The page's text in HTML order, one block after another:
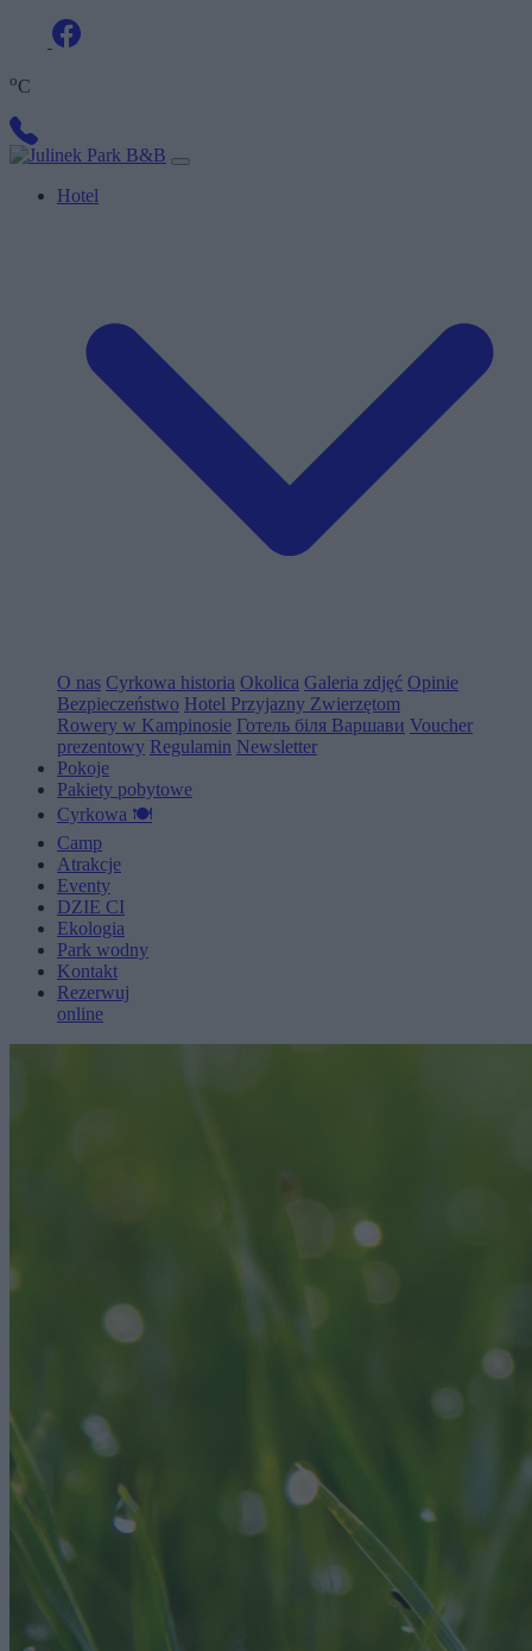
oC
Hotel
O nas Cyrkowa historia Okolica Galeria zdjęć Opinie
Bezpieczeństwo Hotel Przyjazny Zwierzętom
Rowery w Kampinosie Готель біля Варшави Voucher
prezentowy Regulamin Newsletter
Pokoje
Pakiety pobytowe
Cyrkowa 🍽️
Camp
Atrakcje
Eventy
DZIE CI
Ekologia
Park wodny
Kontakt
Rezerwuj
online